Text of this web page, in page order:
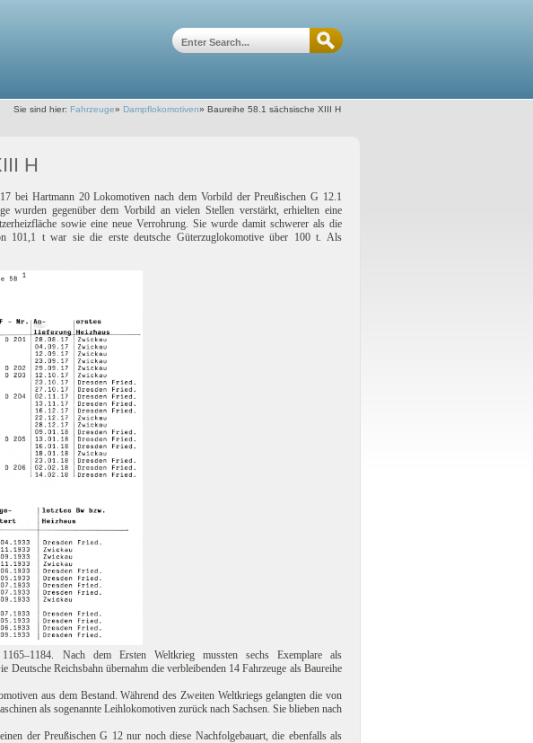
Sie sind hier: Fahrzeuge» Dampflokomotiven»Baureihe 58.1 sächsische XIII H
H
bei Hartmann 20 Lokomotiven nach dem Vorbild der Preußischen G 12.1
wurden gegenüber dem Vorbild an vielen Stellen verstärkt, erhielten eine
sowie eine neue Verrohrung. Sie wurde damit schwerer als die
101,1 t war sie die erste deutsche Güterzuglokomotive über 100 t. Als
Nach dem Ersten Weltkrieg mussten sechs Exemplare als
Deutsche Reichsbahn übernahm die verbleibenden 14 Fahrzeuge als Baureihe
aus dem Bestand. Während des Zweiten Weltkriegs gelangten die von
als sogenannte Leihlokomotiven zurück nach Sachsen. Sie blieben nach
der Preußischen G 12 nur noch diese Nachfolgebauart, die ebenfalls als